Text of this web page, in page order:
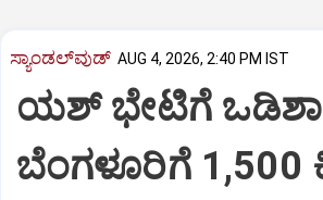
ಸ್ಯಾಂಡಲ್‌ವುಡ್‌ AUG 4, 2026, 2:40 PM IST
ಯಶ್‌ ಭೇಟಿಗೆ
ಬೆಂಗಳೂರಿಗೆ 1,500